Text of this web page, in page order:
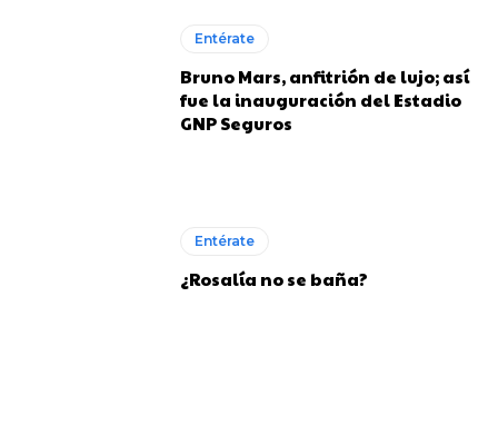
Entérate
Bruno Mars, anfitrión de lujo; así
fue la inauguración del Estadio
GNP Seguros
Entérate
¿Rosalía no se baña?